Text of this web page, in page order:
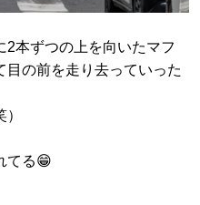
本ずつの上を向いたマフ
目の前を走り去っていった
てる😁